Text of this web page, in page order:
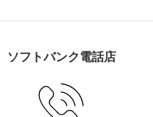
ソフトバンク電話店